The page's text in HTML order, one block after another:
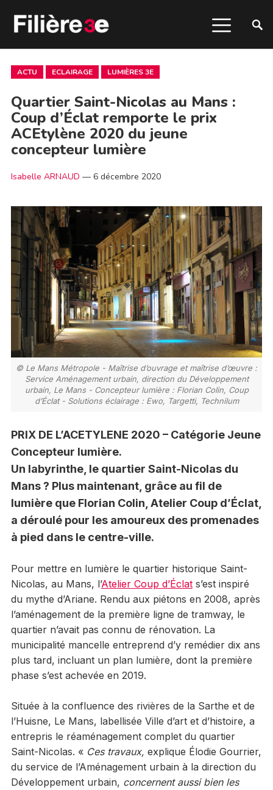
ACTU ECLAIRAGE LUMIÈRES 3E
Quartier Saint-Nicolas au Mans :
Coup d’Éclat remporte le prix
ACEtylène 2020 du jeune
concepteur lumière
Isabelle ARNAUD — 6 décembre 2020
© Le Mans Métropole - Maîtrise d’ouvrage et maîtrise d’œuvre :
Service Aménagement urbain, direction du Développement
urbain, Le Mans - Concepteur lumière : Florian Colin, Coup
d’Éclat - Solutions éclairage : Ewo, Targetti, Technilum
PRIX DE L’ACETYLENE 2020 – Catégorie Jeune
Concepteur lumière.
Un labyrinthe, le quartier Saint-Nicolas du
Mans ? Plus maintenant, grâce au fil de
lumière que Florian Colin, Atelier Coup d’Éclat,
a déroulé pour les amoureux des promenades
à pied dans le centre-ville.
Pour mettre en lumière le quartier historique Saint-
Nicolas, au Mans, l’Atelier Coup d’Éclats’est inspiré
du mythe d’Ariane. Rendu aux piétons en 2008, après
l’aménagement de la première ligne de tramway, le
quartier n’avait pas connu de rénovation. La
municipalité mancelle entreprend d’y remédier dix ans
plus tard, incluant un plan lumière, dont la première
phase s’est achevée en 2019.
Située à la confluence des rivières de la Sarthe et de
l’Huisne, Le Mans, labellisée Ville d’art et d’histoire, a
entrepris le réaménagement complet du quartier
Saint-Nicolas. « Ces travaux, explique Élodie Gourrier,
du service de l’Aménagement urbain à la direction du
Développement urbain, concernent aussi bien les